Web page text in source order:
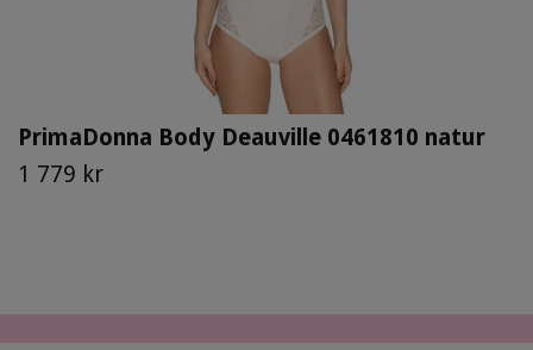
PrimaDonna Body Deauville 0461810 natur
1 779 kr